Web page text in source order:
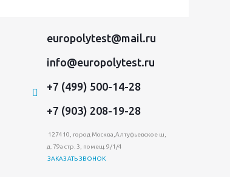
europolytest@mail.ru
info@europolytest.ru
+7 (499) 500-14-28
+7 (903) 208-19-28
127410, город Москва,Алтуфьевское ш,
д. 79а стр. 3, помещ. 9/1/4
ЗАКАЗАТЬ ЗВОНОК